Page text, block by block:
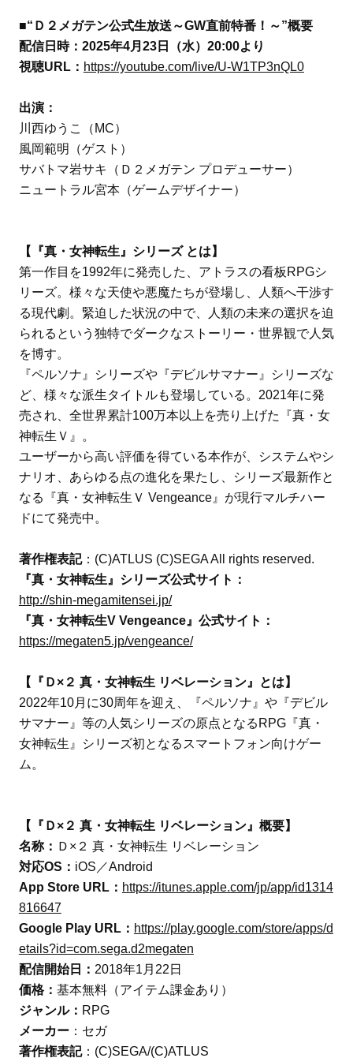
■“Ｄ２メガテン公式生放送～GW直前特番！～”概要
配信日時：2025年4月23日（水）20:00より
視聴URL： https://youtube.com/live/U-W1TP3nQL0
出演：
川西ゆうこ（MC）
風岡範明（ゲスト）
サバトマ岩サキ（Ｄ２メガテン プロデューサー）
ニュートラル宮本（ゲームデザイナー）
【『真・女神転生』シリーズ とは】
第一作目を1992年に発売した、アトラスの看板RPGシ
リーズ。様々な天使や悪魔たちが登場し、人類へ干渉す
る現代劇。緊迫した状況の中で、人類の未来の選択を迫
られるという独特でダークなストーリー・世界観で人気
を博す。
『ペルソナ』シリーズや『デビルサマナー』シリーズな
ど、様々な派生タイトルも登場している。2021年に発
売され、全世界累計100万本以上を売り上げた『真・女
神転生Ｖ』。
ユーザーから高い評価を得ている本作が、システムやシ
ナリオ、あらゆる点の進化を果たし、シリーズ最新作と
なる『真・女神転生Ｖ Vengeance』が現行マルチハー
ドにて発売中。
著作権表記：(C)ATLUS (C)SEGA All rights reserved.
『真・女神転生』シリーズ公式サイト：
http://shin-megamitensei.jp/
『真・女神転生V Vengeance』公式サイト：
https://megaten5.jp/vengeance/
【『Ｄ×２ 真・女神転生 リベレーション』とは】
2022年10月に30周年を迎え、『ペルソナ』や『デビル
サマナー』等の人気シリーズの原点となるRPG『真・
女神転生』シリーズ初となるスマートフォン向けゲー
ム。
【『Ｄ×２ 真・女神転生 リベレーション』概要】
名称： Ｄ×２ 真・女神転生 リベレーション
対応OS： iOS／Android
App Store URL： https://itunes.apple.com/jp/app/id1314
816647
Google Play URL： https://play.google.com/store/apps/d
etails?id=com.sega.d2megaten
配信開始日： 2018年1月22日
価格： 基本無料（アイテム課金あり）
ジャンル： RPG
メーカー：セガ
著作権表記：(C)SEGA/(C)ATLUS